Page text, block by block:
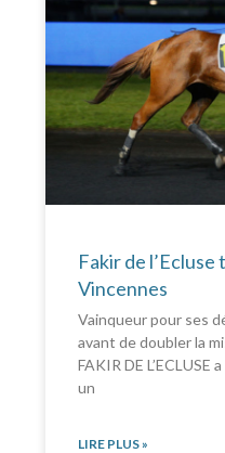
Fakir de l’Ecluse
Vincennes
Vainqueur pour ses
avant de doubler la
FAKIR DE
un
LIRE PLUS »